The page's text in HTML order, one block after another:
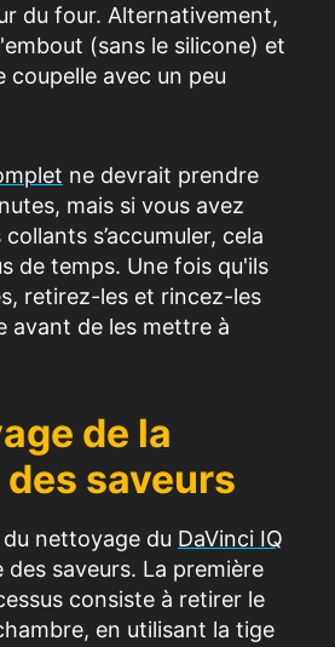
du four. Alternativement,
(sans le silicone) et
coupelle avec un peu
ne devrait prendre
mais si vous avez
s’accumuler, cela
de temps. Une fois qu'ils
retirez-les et rincez-les
avant de les mettre à
de la
saveurs
nettoyage du DaVinci IQ
des saveurs. La première
consiste à retirer le
en utilisant la tige